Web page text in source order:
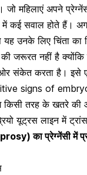
जो महिलाएं अपने
में कई सवाल होते हैं।
यह उनके लिए चिंता का
जरूरत नहीं है क्योंकि
संकेत करता है। इसे
signs of
किसी तरह के खतरे
यूट्रस लाइन में
का प्रेग्नेंसी में